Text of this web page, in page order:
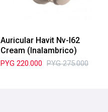
Auricular Havit Nv-I62
Cream (Inalambrico)
PYG 220.000 PYG 275.000